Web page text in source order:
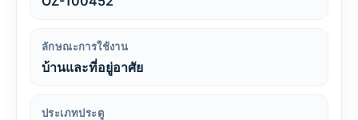
ลักษณะการใช้งาน
บ้านและที่อยู่อาศัย
ประเภทประตู